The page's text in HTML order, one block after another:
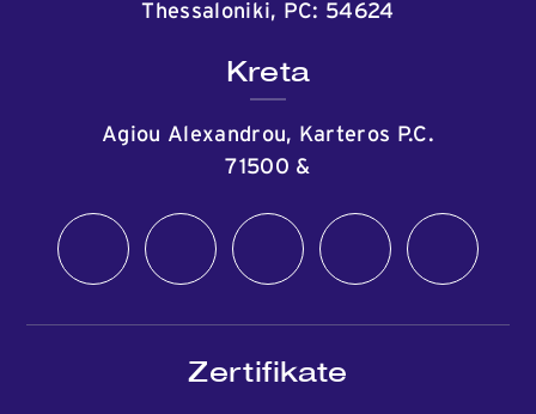
Thessaloniki, PC: 54624
Kreta
Agiou Alexandrou, Karteros P.C.
71500 &
Zertifikate